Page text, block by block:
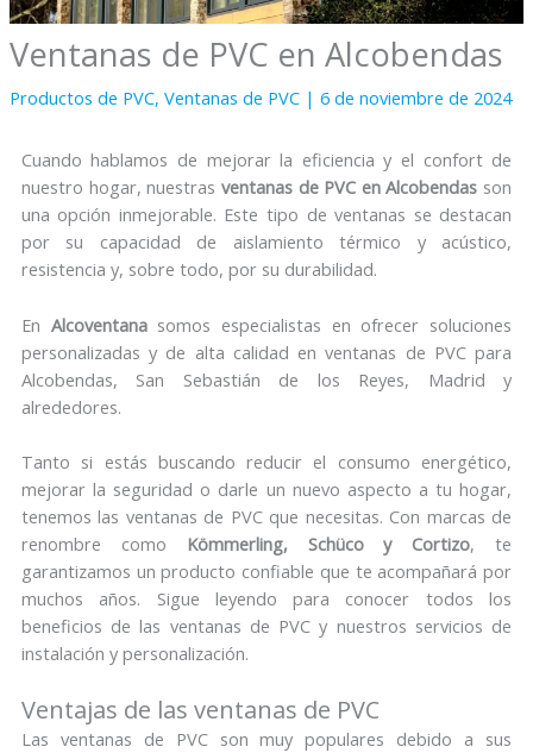
Ventanas de PVC en Alcobendas
Productos de PVC, Ventanas de PVC| 6 de noviembre de 2024
Cuando hablamos de mejorar la eficiencia y el confort de
nuestro hogar, nuestras ventanas de PVC en Alcobendas son
una opción inmejorable. Este tipo de ventanas se destacan
por su capacidad de aislamiento térmico y acústico,
resistencia y, sobre todo, por su durabilidad.
En Alcoventanasomos especialistas en ofrecer soluciones
personalizadas y de alta calidad en ventanas de PVC para
Alcobendas, San Sebastián de los Reyes, Madrid y
alrededores.
Tanto si estás buscando reducir el consumo energético,
mejorar la seguridad o darle un nuevo aspecto a tu hogar,
tenemos las ventanas de PVC que necesitas. Con marcas de
renombre como Kömmerling, Schüco y Cortizo, te
garantizamos un producto confiable que te acompañará por
muchos años. Sigue leyendo para conocer todos los
beneficios de las ventanas de PVC y nuestros servicios de
instalación y personalización.
Ventajas de las ventanas de PVC
Las ventanas de PVC son muy populares debido a sus